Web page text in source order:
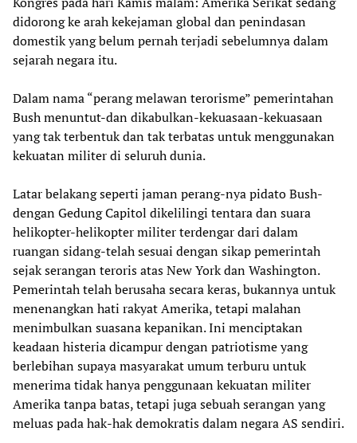
didorong ke arah kekejaman global dan penindasan
domestik yang belum pernah terjadi sebelumnya dalam
sejarah negara itu.
Dalam nama “perang melawan terorisme” pemerintahan
Bush menuntut-dan dikabulkan-kekuasaan-kekuasaan
yang tak terbentuk dan tak terbatas untuk menggunakan
kekuatan militer di seluruh dunia.
Latar belakang seperti jaman perang-nya pidato Bush-
dengan Gedung Capitol dikelilingi tentara dan suara
helikopter-helikopter militer terdengar dari dalam
ruangan sidang-telah sesuai dengan sikap pemerintah
sejak serangan teroris atas New York dan Washington.
Pemerintah telah berusaha secara keras, bukannya untuk
menenangkan hati rakyat Amerika, tetapi malahan
menimbulkan suasana kepanikan. Ini menciptakan
keadaan histeria dicampur dengan patriotisme yang
berlebihan supaya masyarakat umum terburu untuk
menerima tidak hanya penggunaan kekuatan militer
Amerika tanpa batas, tetapi juga sebuah serangan yang
meluas pada hak-hak demokratis dalam negara AS sendiri.